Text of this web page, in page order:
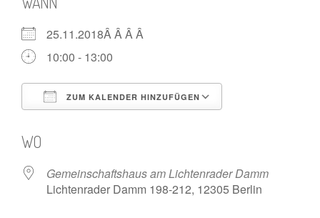
25.11.2018Â Â Â Â
10:00 - 13:00
ZUM KALENDER HINZUFÜGEN
WO
Gemeinschaftshaus am Lichtenrader Damm
Lichtenrader Damm 198-212, 12305 Berlin